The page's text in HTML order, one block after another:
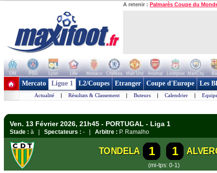
A retenir : Palmarès Coupe du
OM PSG Lyon Lille Monaco Chelsea Man Utd Arsenal Liverpool ManCity
+ de clubs
Mercato Ligue 1 L2/Coupes Etranger Coupe d'Europe Les
Actualité | Résultats & Classement | Buteurs | Calendrier |
Ven. 13 Février 2026, 21h45 - PORTUGAL - Liga 1
Stade : à | Spectateurs : - | Arbitre : P. Ramalho
TONDELA 1 1
(mi-tps: 0-1)